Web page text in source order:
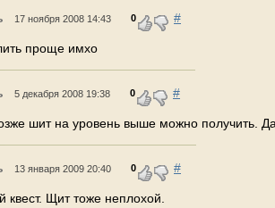
17 ноября 2008 14:43 0 #
проще имхо
5 декабря 2008 19:38 0 #
шит на уровень выше можно получить.
13 января 2009 20:40 0 #
квест. Щит тоже неплохой.